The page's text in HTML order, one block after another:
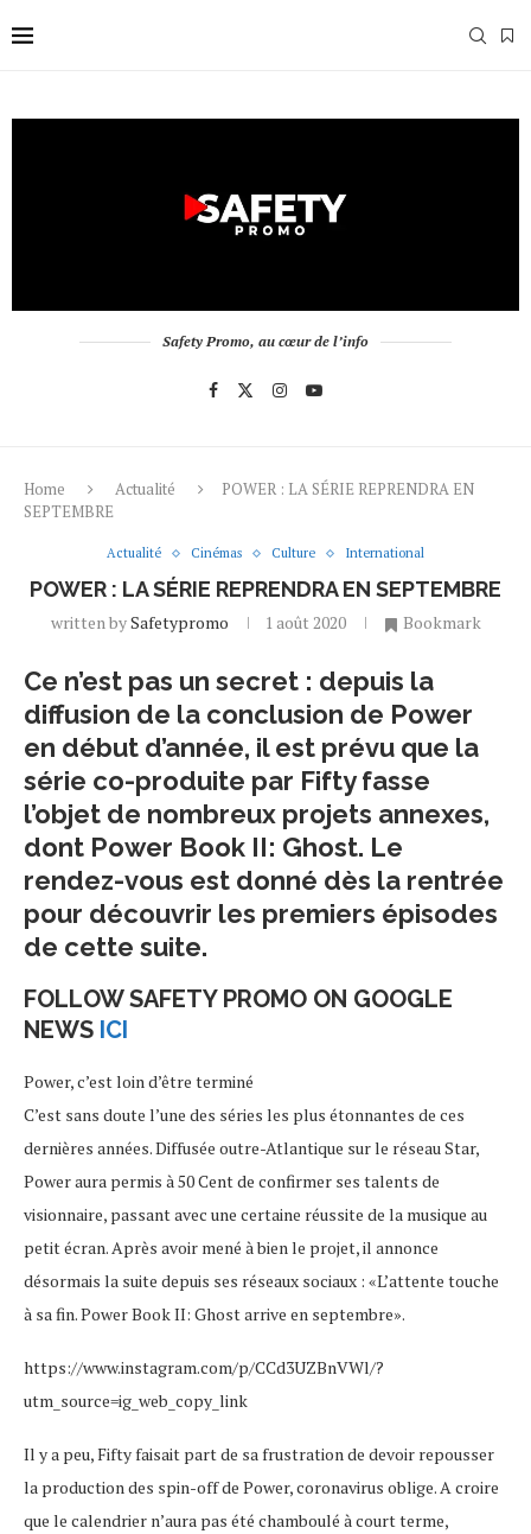
Safety Promo, au cœur de l’info
Home Actualité
POWER : LA SÉRIE REPRENDRA EN
SEPTEMBRE
Actualité Cinémas Culture International
POWER : LA SÉRIE REPRENDRA EN SEPTEMBRE
written bySafetypromo 1 août 2020 Bookmark
Ce n’est pas un secret : depuis la
diffusion de la conclusion de Power
en début d’année, il est prévu que la
série co-produite par Fifty fasse
l’objet de nombreux projets annexes,
dont Power Book II: Ghost. Le
rendez-vous est donné dès la rentrée
pour découvrir les premiers épisodes
de cette suite.
FOLLOW SAFETY PROMO ON GOOGLE
NEWS ICI
Power, c’est loin d’être terminé
C’est sans doute l’une des séries les plus étonnantes de ces
dernières années. Diffusée outre-Atlantique sur le réseau Star,
Power aura permis à 50 Cent de confirmer ses talents de
visionnaire, passant avec une certaine réussite de la musique au
petit écran. Après avoir mené à bien le projet, il annonce
désormais la suite depuis ses réseaux sociaux : «L’attente touche
à sa fin. Power Book II: Ghost arrive en septembre».
https://www.instagram.com/p/CCd3UZBnVWl/?
utm_source=ig_web_copy_link
Il y a peu, Fifty faisait part de sa frustration de devoir repousser
la production des spin-off de Power, coronavirus oblige. A croire
que le calendrier n’aura pas été chamboulé à court terme,